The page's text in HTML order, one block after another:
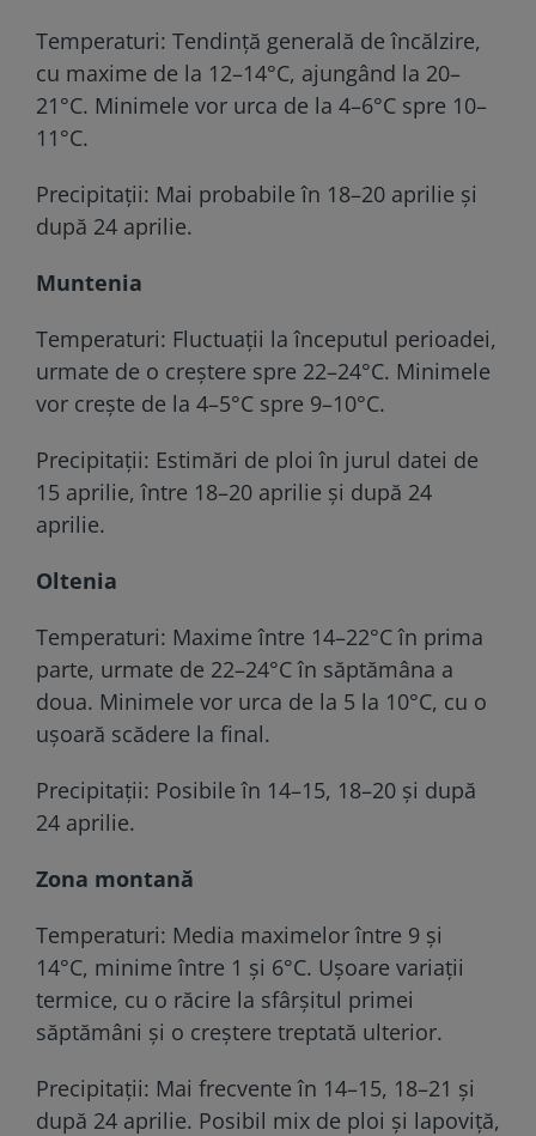
Temperaturi: Tendință generală de încălzire,
cu maxime de la 12–14°C, ajungând la 20–
21°C. Minimele vor urca de la 4–6°C spre 10–
11°C.
Precipitații: Mai probabile în 18–20 aprilie și
după 24 aprilie.
Muntenia
Temperaturi: Fluctuații la începutul perioadei,
urmate de o creștere spre 22–24°C. Minimele
vor crește de la 4–5°C spre 9–10°C.
Precipitații: Estimări de ploi în jurul datei de
15 aprilie, între 18–20 aprilie și după 24
aprilie.
Oltenia
Temperaturi: Maxime între 14–22°C în prima
parte, urmate de 22–24°C în săptămâna a
doua. Minimele vor urca de la 5 la 10°C, cu o
ușoară scădere la final.
Precipitații: Posibile în 14–15, 18–20 și după
24 aprilie.
Zona montană
Temperaturi: Media maximelor între 9 și
14°C, minime între 1 și 6°C. Ușoare variații
termice, cu o răcire la sfârșitul primei
săptămâni și o creștere treptată ulterior.
Precipitații: Mai frecvente în 14–15, 18–21 și
după 24 aprilie. Posibil mix de ploi și lapoviță,